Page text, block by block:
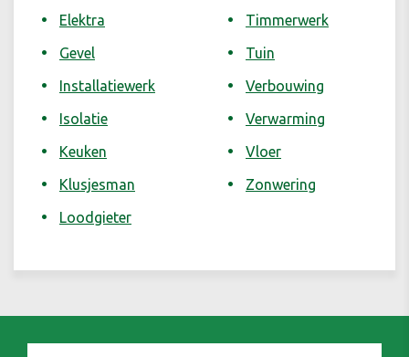
Elektra
Gevel
Installatiewerk
Isolatie
Keuken
Klusjesman
Loodgieter
Timmerwerk
Tuin
Verbouwing
Verwarming
Vloer
Zonwering